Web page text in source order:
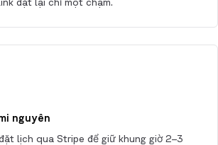
nguyên
lịch qua Stripe để giữ khung giờ 2–3